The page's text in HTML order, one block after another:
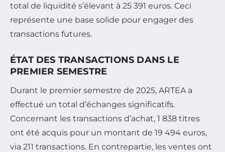
total de liquidité s’élevant à 25 391 euros. Ceci
représente une base solide pour engager des
transactions futures.
ÉTAT DES TRANSACTIONS DANS LE
PREMIER SEMESTRE
Durant le premier semestre de 2025, ARTEA a
effectué un total d’échanges significatifs.
Concernant les transactions d’achat, 1 838 titres
ont été acquis pour un montant de 19 494 euros,
via 211 transactions. En contrepartie, les ventes ont